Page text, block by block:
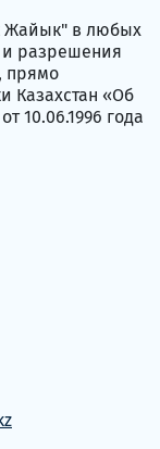
Жайык" в любых
и разрешения
прямо
Казахстан «Об
10.06.1996 года